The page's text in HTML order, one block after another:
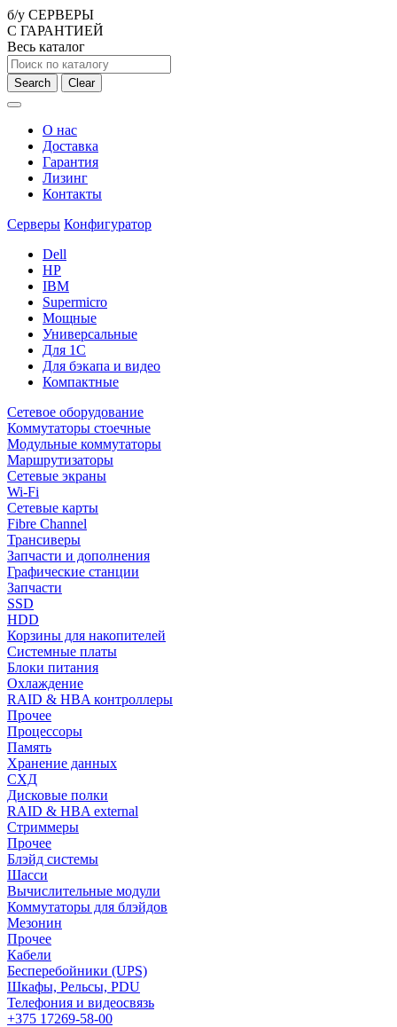
б/у СЕРВЕРЫ
С ГАРАНТИЕЙ
Весь каталог
Search Clear
О нас
Доставка
Гарантия
Лизинг
Контакты
Серверы Конфигуратор
Dell
HP
IBM
Supermicro
Мощные
Универсальные
Для 1С
Для бэкапа и видео
Компактные
Сетевое оборудование
Коммутаторы стоечные
Модульные коммутаторы
Маршрутизаторы
Сетевые экраны
Wi-Fi
Сетевые карты
Fibre Channel
Трансиверы
Запчасти и дополнения
Графические станции
Запчасти
SSD
HDD
Корзины для накопителей
Системные платы
Блоки питания
Охлаждение
RAID & HBA контроллеры
Прочее
Процессоры
Память
Хранение данных
СХД
Дисковые полки
RAID & HBA external
Стриммеры
Прочее
Блэйд системы
Шасси
Вычислительные модули
Коммутаторы для блэйдов
Мезонин
Прочее
Кабели
Бесперебойники (UPS)
Шкафы, Рельсы, PDU
Телефония и видеосвязь
+375 17269-58-00